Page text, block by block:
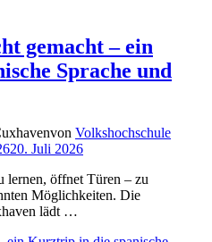
gemacht – ein
Sprache und
von Volkshochschule
20. Juli 2026
lernen, öffnet Türen – zu
Möglichkeiten. Die
lädt …